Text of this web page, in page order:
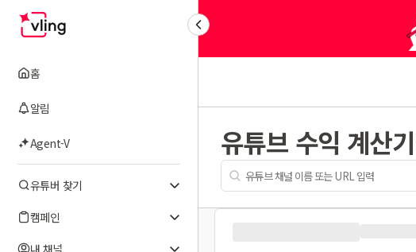
홈
알림
Agent-V
유튜버 찾기
캠페인
내 채널
유튜브 수익 계산기